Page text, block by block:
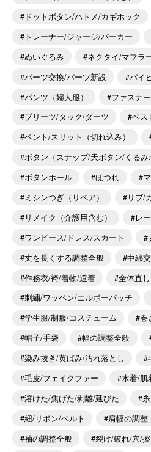
ドットボタン/ハトメ/カギホック
トレーナー/ジャージ/パーカー
ぬいぐるみ
ネクタイ/マフラ
パーツ交換/パーツ新設
パイ
パンツ（婦人服）
ファスナー
プリーツ/タック/ダーツ
ベス
ベント/スリット（切れ込み）
ボタン（スナップ/天ボタン/くるみ
ボタンホール
ほつれ
ミシンつぎ（リペア）
リブ/
リメイク（介護用含む）
レ
ワンピース/ドレス/スカート
丈を長くする調整全般
中綿
作務衣/袴/着物/道着
全体直し
刺繍/ワッペン/エルボーパッチ
学生服/制服/コスチューム
巻
帽子/手袋
幅の調整全般
染み抜き/黄ばみ/汚れ落とし
毛皮/フェイクファー
水着/肌
溶けた/焦げた/剥離/延びた
紐/リボン/ベルト
肩幅の調整
袖の調整全般
裂け/破れ/穴/